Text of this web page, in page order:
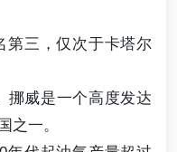
第三，仅次于卡塔尔
挪威是一个高度发达
之一。